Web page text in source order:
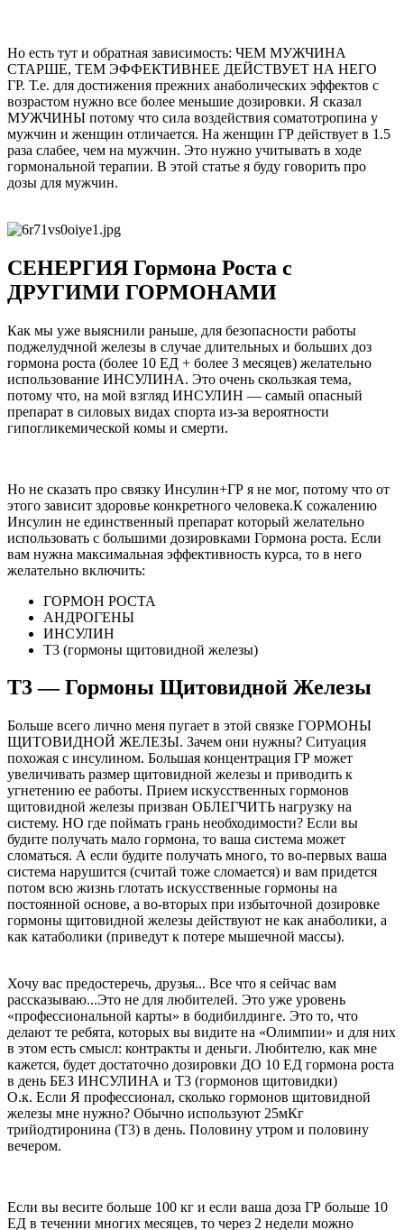
Но есть тут и обратная зависимость: ЧЕМ МУЖЧИНА
СТАРШЕ, ТЕМ ЭФФЕКТИВНЕЕ ДЕЙСТВУЕТ НА НЕГО
ГР. Т.е. для достижения прежних анаболических эффектов с
возрастом нужно все более меньшие дозировки. Я сказал
МУЖЧИНЫ потому что сила воздействия соматотропина у
мужчин и женщин отличается. На женщин ГР действует в 1.5
раза слабее, чем на мужчин. Это нужно учитывать в ходе
гормональной терапии. В этой статье я буду говорить про
дозы для мужчин.
СЕНЕРГИЯ Гормона Роста с
ДРУГИМИ ГОРМОНАМИ
Как мы уже выяснили раньше, для безопасности работы
поджелудчной железы в случае длительных и больших доз
гормона роста (более 10 ЕД + более 3 месяцев) желательно
использование ИНСУЛИНА. Это очень скользкая тема,
потому что, на мой взгляд ИНСУЛИН — самый опасный
препарат в силовых видах спорта из-за вероятности
гипогликемической комы и смерти.
Но не сказать про связку Инсулин+ГР я не мог, потому что от
этого зависит здоровье конкретного человека.К сожалению
Инсулин не единственный препарат который желательно
использовать с большими дозировками Гормона роста. Если
вам нужна максимальная эффективность курса, то в него
желательно включить:
ГОРМОН РОСТА
АНДРОГЕНЫ
ИНСУЛИН
Т3 (гормоны щитовидной железы)
Т3 — Гормоны Щитовидной Железы
Больше всего лично меня пугает в этой связке ГОРМОНЫ
ЩИТОВИДНОЙ ЖЕЛЕЗЫ. Зачем они нужны? Ситуация
похожая с инсулином. Большая концентрация ГР может
увеличивать размер щитовидной железы и приводить к
угнетению ее работы. Прием искусственных гормонов
щитовидной железы призван ОБЛЕГЧИТЬ нагрузку на
систему. НО где поймать грань необходимости? Если вы
будите получать мало гормона, то ваша система может
сломаться. А если будите получать много, то во-первых ваша
система нарушится (считай тоже сломается) и вам придется
потом всю жизнь глотать искусственные гормоны на
постоянной основе, а во-вторых при избыточной дозировке
гормоны щитовидной железы действуют не как анаболики, а
как катаболики (приведут к потере мышечной массы).
Хочу вас предостеречь, друзья... Все что я сейчас вам
рассказываю...Это не для любителей. Это уже уровень
«профессиональной карты» в бодибилдинге. Это то, что
делают те ребята, которых вы видите на «Олимпии» и для них
в этом есть смысл: контракты и деньги. Любителю, как мне
кажется, будет достаточно дозировки ДО 10 ЕД гормона роста
в день БЕЗ ИНСУЛИНА и Т3 (гормонов щитовидки)
О.к. Если Я профессионал, сколько гормонов щитовидной
железы мне нужно? Обычно используют 25мКг
трийодтиронина (Т3) в день. Половину утром и половину
вечером.
Если вы весите больше 100 кг и если ваша доза ГР больше 10
ЕД в течении многих месяцев, то через 2 недели можно